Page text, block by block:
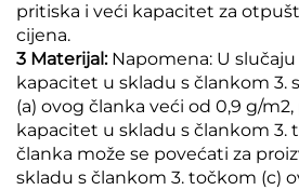
pritiska i veći kapacitet za
cijena.
3 Materijal: Napomena: U
kapacitet u skladu s člankom 3.
(a) ovog članka veći od 0,9 g/
kapacitet u skladu s člankom 3.
članka može se povećati za
skladu s člankom 3. točkom (c)